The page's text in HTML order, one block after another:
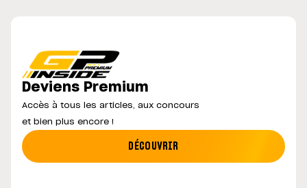
Deviens Premium
Accès à tous les articles, aux concours
et bien plus encore !
DÉCOUVRIR